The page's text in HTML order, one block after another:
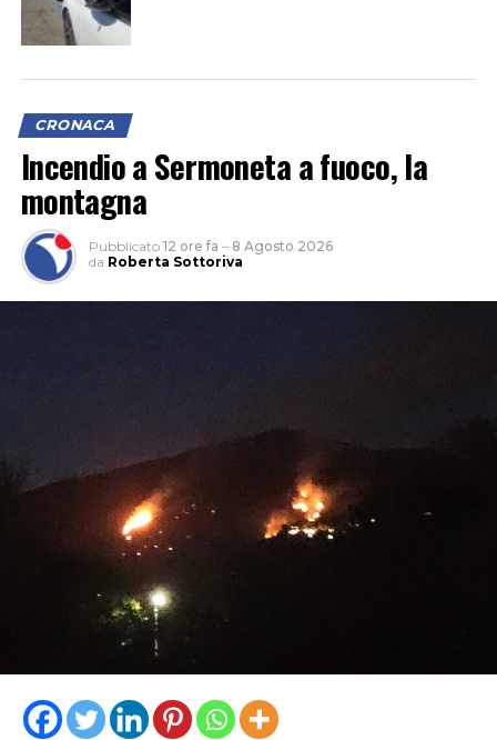
CRONACA
Incendio a Sermoneta a fuoco, la
montagna
Pubblicato 12 ore fa – 8 Agosto 2026
da Roberta Sottoriva